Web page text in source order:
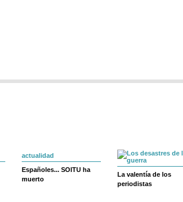
actualidad
Españoles... SOITU ha
muerto
La valentía de los
periodistas